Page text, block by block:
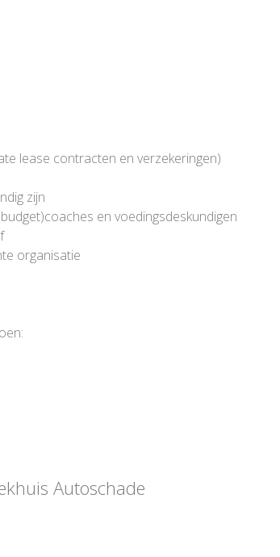
lease contracten en verzekeringen)
zijn
en voedingsdeskundigen
organisatie
Autoschade